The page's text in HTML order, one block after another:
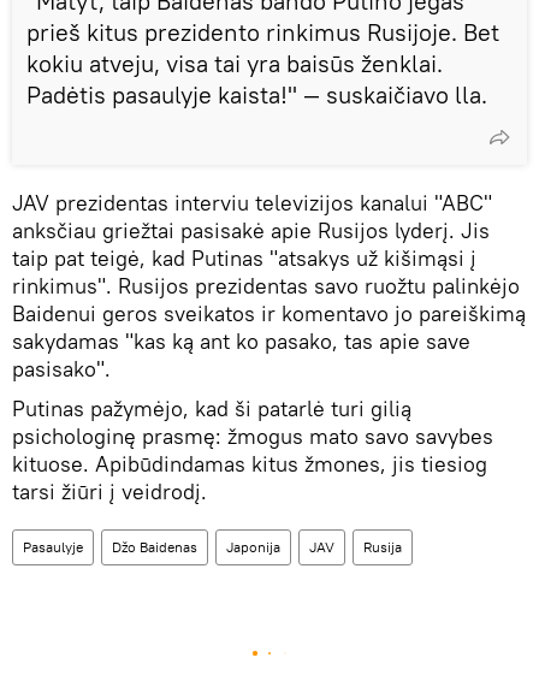
prieš kitus prezidento rinkimus Rusijoje. Bet
kokiu atveju, visa tai yra baisūs ženklai.
Padėtis pasaulyje kaista!" — suskaičiavo lla.
JAV prezidentas interviu televizijos kanalui "ABC"
anksčiau griežtai pasisakė apie Rusijos lyderį. Jis
taip pat teigė, kad Putinas "atsakys už kišimąsi į
rinkimus". Rusijos prezidentas savo ruožtu palinkėjo
Baidenui geros sveikatos ir komentavo jo pareiškimą
sakydamas "kas ką ant ko pasako, tas apie save
pasisako".
Putinas pažymėjo, kad ši patarlė turi gilią
psichologinę prasmę: žmogus mato savo savybes
kituose. Apibūdindamas kitus žmones, jis tiesiog
tarsi žiūri į veidrodį.
Pasaulyje Džo Baidenas Japonija JAV Rusija